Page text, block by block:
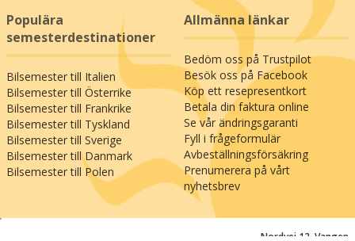
Populära
semesterdestinationer
Bilsemester till Italien
Bilsemester till Österrike
Bilsemester till Frankrike
Bilsemester till Tyskland
Bilsemester till Sverige
Bilsemester till Danmark
Bilsemester till Polen
Allmänna länkar
Bedöm oss på Trustpilot
Besök oss på Facebook
Köp ett resepresentkort
Betala din faktura online
Se vår ändringsgaranti
Fyll i frågeformulär
Avbeställningsförsäkring
Prenumerera på vårt
nyhetsbrev
Nordvej 12, Vangen